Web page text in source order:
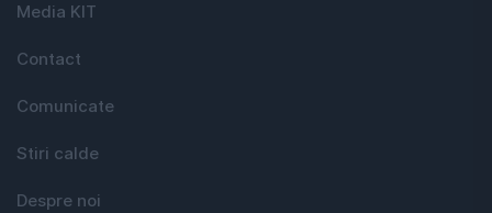
Media KIT
Contact
Comunicate
Stiri calde
Despre noi